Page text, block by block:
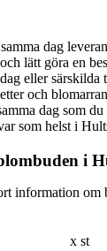
dag
lätt göra en
särskilda tillfälle.
och
dag som du
som helst i
i
information om
x st